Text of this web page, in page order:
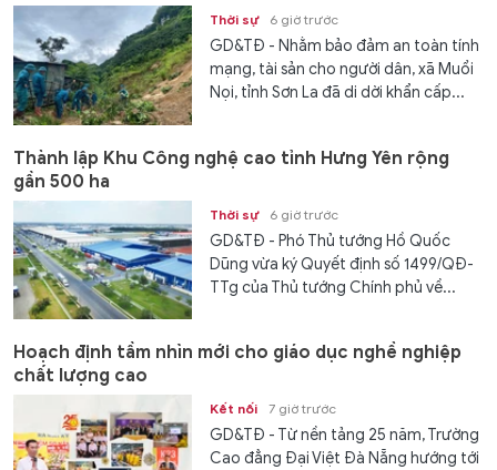
Thời sự 6 giờ trước
GD&TĐ - Nhằm bảo đảm an toàn tính
mạng, tài sản cho người dân, xã Muổi
Nọi, tỉnh Sơn La đã di dời khẩn cấp...
Thành lập Khu Công nghệ cao tỉnh Hưng Yên rộng
gần 500 ha
Thời sự 6 giờ trước
GD&TĐ - Phó Thủ tướng Hồ Quốc
Dũng vừa ký Quyết định số 1499/QĐ-
TTg của Thủ tướng Chính phủ về...
Hoạch định tầm nhìn mới cho giáo dục nghề nghiệp
chất lượng cao
Kết nối 7 giờ trước
GD&TĐ - Từ nền tảng 25 năm, Trường
Cao đẳng Đại Việt Đà Nẵng hướng tới